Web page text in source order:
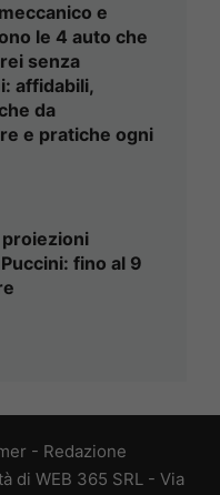
e
le 4 auto che
senza
affidabili,
da
e pratiche ogni
proiezioni
Puccini: fino al 9
- Redazione
di WEB 365 SRL - Via